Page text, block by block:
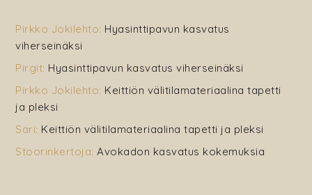
Pirkko Jokilehto: Hyasinttipavun kasvatus
viherseinäksi
Pirgit: Hyasinttipavun kasvatus viherseinäksi
Pirkko Jokilehto: Keittiön välitilamateriaalina tapetti
ja pleksi
Sari: Keittiön välitilamateriaalina tapetti ja pleksi
Stoorinkertoja:Avokadon kasvatus kokemuksia